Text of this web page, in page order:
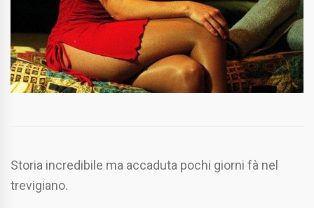
Storia incredibile ma accaduta pochi giorni fà nel
trevigiano.